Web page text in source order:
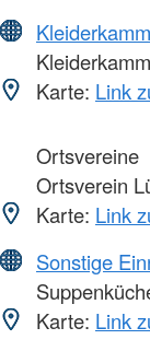
Karte: Link
Ortsvereine
Ortsverein
Karte: Link
Sonstige
Karte: Link